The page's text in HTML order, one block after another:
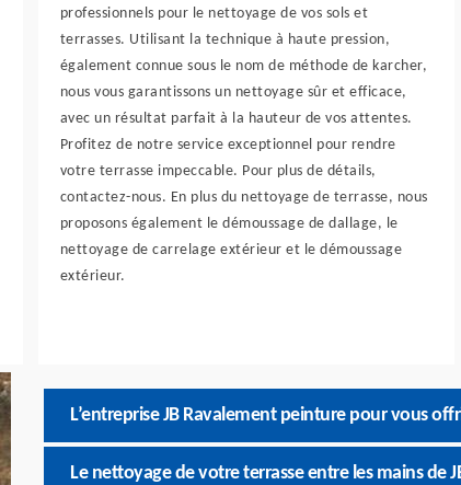
professionnels pour le nettoyage de vos sols et
terrasses. Utilisant la technique à haute pression,
également connue sous le nom de méthode de karcher,
nous vous garantissons un nettoyage sûr et efficace,
avec un résultat parfait à la hauteur de vos attentes.
Profitez de notre service exceptionnel pour rendre
votre terrasse impeccable. Pour plus de détails,
contactez-nous. En plus du nettoyage de terrasse, nous
proposons également le démoussage de dallage, le
nettoyage de carrelage extérieur et le démoussage
extérieur.
L’entreprise JB Ravalement peinture pour vous
Le nettoyage de votre terrasse entre les mains de